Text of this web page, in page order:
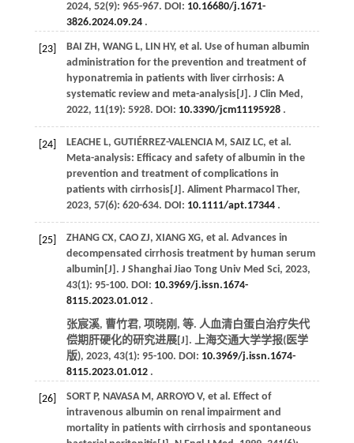
2024, 52(9): 965-967. DOI: 10.16680/j.1671-
3826.2024.09.24.
[23] BAI ZH, WANG L, LIN HY, et al. Use of human albumin
administration for the prevention and treatment of
hyponatremia in patients with liver cirrhosis: A
systematic review and meta-analysis[J]. J Clin Med,
2022, 11(19): 5928. DOI: 10.3390/jcm11195928.
[24] LEACHE L, GUTIÉRREZ-VALENCIA M, SAIZ LC, et al.
Meta-analysis: Efficacy and safety of albumin in the
prevention and treatment of complications in
patients with cirrhosis[J]. Aliment Pharmacol Ther,
2023, 57(6): 620-634. DOI: 10.1111/apt.17344.
[25] ZHANG CX, CAO ZJ, XIANG XG, et al. Advances in
decompensated cirrhosis treatment by human serum
albumin[J]. J Shanghai Jiao Tong Univ Med Sci, 2023,
43(1): 95-100. DOI: 10.3969/j.issn.1674-
8115.2023.01.012.
张宸溪, 曹竹君, 项晓刚, 等. 人血清白蛋白治疗失代
偿期肝硬化的研究进展[J]. 上海交通大学学报(医学
版), 2023, 43(1): 95-100. DOI: 10.3969/j.issn.1674-
8115.2023.01.012.
[26] SORT P, NAVASA M, ARROYO V, et al. Effect of
intravenous albumin on renal impairment and
mortality in patients with cirrhosis and spontaneous